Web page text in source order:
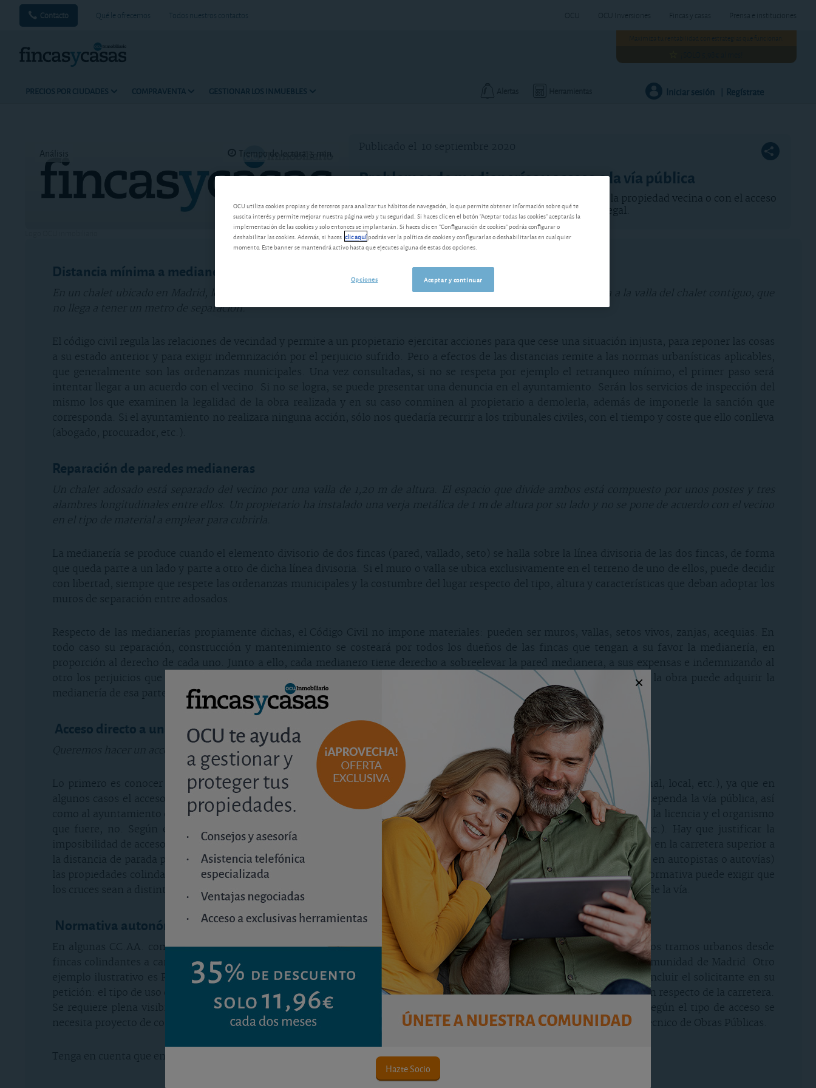
Hazte Socio
Contacto Qué le ofrecemos Todos nuestros contactos OCU OCU Inversiones Fincas y casas Prensa e instituciones
PRECIOS POR CIUDADES COMPRAVENTA GESTIONAR LOS INMUEBLES
Maximiza tu rentabilidad con estrategias que funcionan.
Iniciar sesión | Regístrate
Análisis Tiempo de lectura: 5 min.
Problemas de medianerías y acceso a la vía pública
Retomamos algunas consultas sobre problemas con la propiedad vecina o con el acceso
a una vía pública. Vea cómo encontrar la respuesta legal.
Distancia mínima a medianerías
En un chalet ubicado en Madrid, los propietarios han realizado obras de ampliación sin respetar la distancia mínima a la valla del chalet contiguo, que
no llega a tener un metro de separación.
El código civil regula las relaciones de vecindad y permite a un propietario ejercitar acciones para que cese una situación injusta, para reponer las cosas
a su estado anterior y para exigir indemnización por el perjuicio sufrido. Pero a efectos de las distancias remite a las normas urbanísticas aplicables,
que generalmente son las ordenanzas municipales. Una vez consultadas, si no se respeta por ejemplo el retranqueo mínimo, el primer paso será
intentar llegar a un acuerdo con el vecino. Si no se logra, se puede presentar una denuncia en el ayuntamiento. Serán los servicios de inspección del
mismo los que examinen la legalidad de la obra realizada y en su caso conminen al propietario a demolerla, además de imponerle la sanción que
corresponda. Si el ayuntamiento no realizara ninguna acción, sólo nos quedaría recurrir a los tribunales civiles, con el tiempo y coste que ello conlleva
(abogado, procurador, etc.).
Reparación de paredes medianeras
Un chalet adosado está separado del vecino por una valla de 1,20 m de altura. El espacio que divide ambos está compuesto por unos postes y tres
alambres longitudinales entre ellos. Un propietario ha instalado una verja metálica de 1 m de altura por su lado y no se pone de acuerdo con el vecino
en el tipo de material a emplear para cubrirla.
La medianería se produce cuando el elemento divisorio de dos fincas (pared, vallado, seto) se halla sobre la línea divisoria de las dos fincas, de forma
que queda parte a un lado y parte a otro de dicha línea divisoria. Si el muro o valla se ubica exclusivamente en el terreno de uno de ellos, puede decidir
con libertad, siempre que respete las ordenanzas municipales y la costumbre del lugar respecto del tipo, altura y características que deban adoptar los
muros de separación entre adosados.
Respecto de las medianerías propiamente dichas, el Código Civil no impone materiales: pueden ser muros, vallas, setos vivos, zanjas, acequias. En
todo caso su reparación, construcción y mantenimiento se costeará por todos los dueños de las fincas que tengan a su favor la medianería, en
proporción al derecho de cada uno. Junto a ello, cada medianero tiene derecho a sobreelevar la pared medianera, a sus expensas e indemnizando al
otro los perjuicios que le ocasionan. Lo nuevo pertenece a quien lo ha hecho, pero la otra parte que no ha contribuido a la obra puede adquirir la
medianería de esa parte, pagando proporcionalmente el importe de la obra.
Acceso directo a una vía pública
Queremos hacer un acceso directo a una vía pública desde una finca rústica. ¿Cómo proceder?
Lo primero es conocer las características de la vía pública a la que se quiere acceder (autopista, carretera nacional, regional, local, etc.), ya que en
algunos casos el acceso no está permitido nunca. En caso de estarlo, deberemos solicitar permiso al organismo de quien dependa la vía pública, así
como al ayuntamiento correspondiente. Se requiere el permiso de ambos, pues pudiera ser que el ayuntamiento concediera la licencia y el organismo
que fuere, no. Según el tipo de vía, existe una distancia mínima entre accesos consecutivos (150 m, 250 m, 500 m, etc.). Hay que justificar la
imposibilidad de acceso por otro camino o carretera de menor intensidad de tráfico, y contar con una distancia de visibilidad en la carretera superior a
la distancia de parada para el carril y sentido de circulación de la margen en la que se sitúa. En algunos tipos de vía (no solo en autopistas o autovías)
las propiedades colindantes no pueden tener accesos directos a la vía, salvo que se prevea una vía de servicio, dado que la normativa puede exigir que
los cruces sean a distinto nivel. En carretas convencionales las condiciones dependerán de la intensidad media diaria de uso de la vía.
Normativa autonómica
En algunas CC.AA. como Andalucía existe un apartado exprofeso en su página web referido al “acceso directo fuera de los tramos urbanos desde
fincas colindantes a carreteras competencia de la C.A. de Andalucía”. También encontramos información similar en la Comunidad de Madrid. Otro
ejemplo ilustrativo es Reglamento de carreteras de la comunidad de Castilla y León, que recoge la información que debe incluir el solicitante en su
petición: el tipo de uso que dará al acceso y el tipo de vehículo que lo utilizará, así como un plano de la parcela con su situación respecto de la carretera.
Se requiere plena visibilidad en el acceso y una distancia de al menos tres metros entre el acceso y el borde del arcén. Según el tipo de acceso se
necesita proyecto de construcción del acceso solicitado, suscrito por Ingeniero de Caminos, Canales y Puertos, o Ingeniero Técnico de Obras Públicas.
Tenga en cuenta que en procedimiento de autorización de la obra le pueden requerir la constitución de
OCU utiliza cookies propias y de terceros para analizar tus hábitos de navegación, lo que permite obtener información sobre qué te
suscita interés y permite mejorar nuestra página web y tu seguridad. Si haces clic en el botón "Aceptar todas las cookies" aceptarás la
implementación de las cookies y solo entonces se implantarán. Si haces clic en "Configuración de cookies" podrás configurar o
deshabilitar las cookies. Además, si haces clic aquípodrás ver la política de cookies y configurarlas o deshabilitarlas en cualquier
momento. Este banner se mantendrá activo hasta que ejecutes alguna de estas dos opciones.
Aceptar y continuar
Opciones